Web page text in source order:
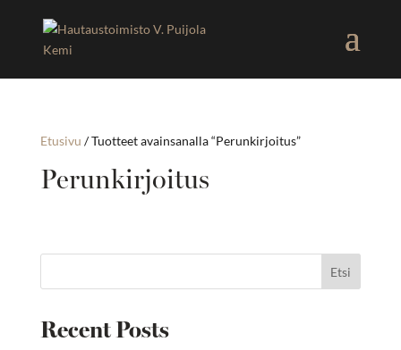
Etusivu / Tuotteet avainsanalla “Perunkirjoitus”
Perunkirjoitus
Etsi
Recent Posts